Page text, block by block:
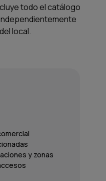
y zonas
todo el catálogo
local.